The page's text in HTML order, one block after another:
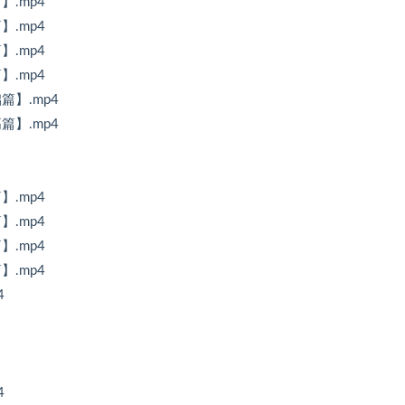
.mp4
.mp4
.mp4
】.mp4
】.mp4
.mp4
.mp4
.mp4
.mp4